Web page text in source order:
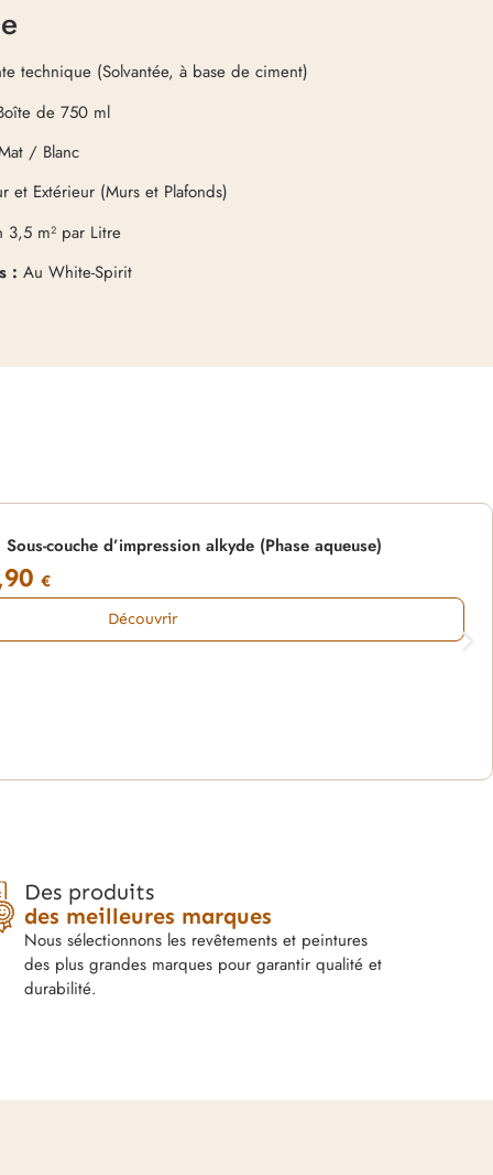
technique (Solvantée, à base de ciment)
de 750 ml
/ Blanc
et Extérieur (Murs et Plafonds)
3,5 m² par Litre
: Au White-Spirit
couche d’impression alkyde (Phase aqueuse)
€
Découvrir
Des produits
des meilleures marques
Nous sélectionnons les revêtements et peintures
des plus grandes marques pour garantir qualité et
durabilité.